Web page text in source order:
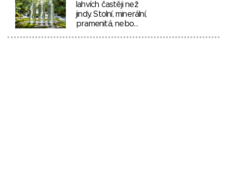
lahvích častěji než
jindy. Stolní, minerální,
pramenitá, nebo…